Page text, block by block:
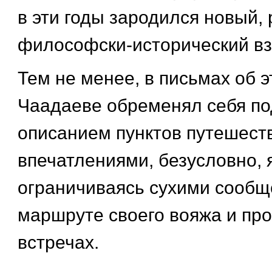
в эти годы зародился новый,
философски-исторический
Тем не менее, в письмах об
Чаадаеве обременял себя
описанием пунктов
впечатлениями, безусловно,
ограничиваясь сухими
маршруте своего вояжа и
встречах.